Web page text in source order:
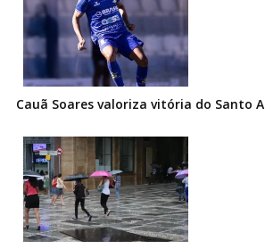
Cauã Soares valoriza vitória do Santo